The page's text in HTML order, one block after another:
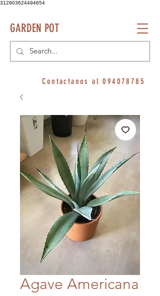
312903624494654
GARDEN POT
Contactanos al094078785
Agave Americana